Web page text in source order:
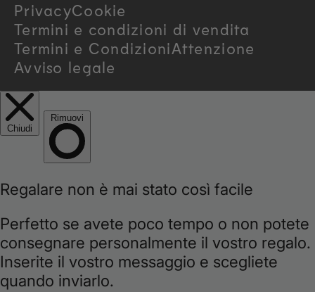
y
/
r
e
g
i
o
n
PrivacyCookie
Termini e condizioni di vendita
Termini e CondizioniAttenzione
Avviso legale